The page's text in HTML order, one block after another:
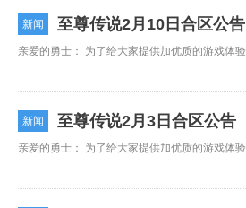
新闻 至尊传说2月10日合区公告
新闻 至尊传说2月3日合区公告